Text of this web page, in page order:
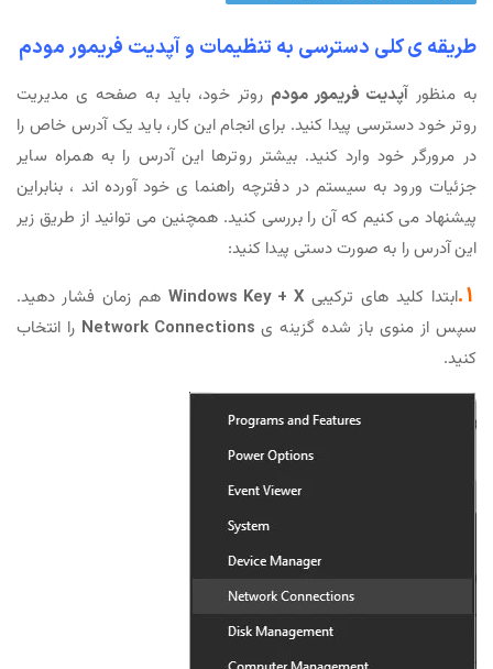
طریقه ی کلی دسترسی به تنظیمات و آپدیت فریمور مودم
به منظور آپدیت فریمور مودم روتر خود، باید به صفحه ی مدیریت
روتر خود دسترسی پیدا کنید. برای انجام این کار، باید یک آدرس خاص را
در مرورگر خود وارد کنید. بیشتر روترها این آدرس را به همراه سایر
جزئیات ورود به سیستم در دفترچه راهنما ی خود آورده اند ، بنابراین
پیشنهاد می کنیم که آن را بررسی کنید. همچنین می توانید از طریق زیر
این آدرس را به صورت دستی پیدا کنید:
1. ابتدا کلید های ترکیبی Windows Key + X هم زمان فشار دهید.
سپس از منوی باز شده گزینه ی Network Connections را انتخاب
کنید.